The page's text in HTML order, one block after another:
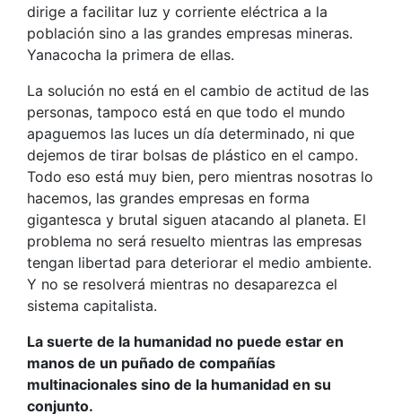
dirige a facilitar luz y corriente eléctrica a la
población sino a las grandes empresas mineras.
Yanacocha la primera de ellas.
La solución no está en el cambio de actitud de las
personas, tampoco está en que todo el mundo
apaguemos las luces un día determinado, ni que
dejemos de tirar bolsas de plástico en el campo.
Todo eso está muy bien, pero mientras nosotras lo
hacemos, las grandes empresas en forma
gigantesca y brutal siguen atacando al planeta. El
problema no será resuelto mientras las empresas
tengan libertad para deteriorar el medio ambiente.
Y no se resolverá mientras no desaparezca el
sistema capitalista.
La suerte de la humanidad no puede estar en
manos de un puñado de compañías
multinacionales sino de la humanidad en su
conjunto.